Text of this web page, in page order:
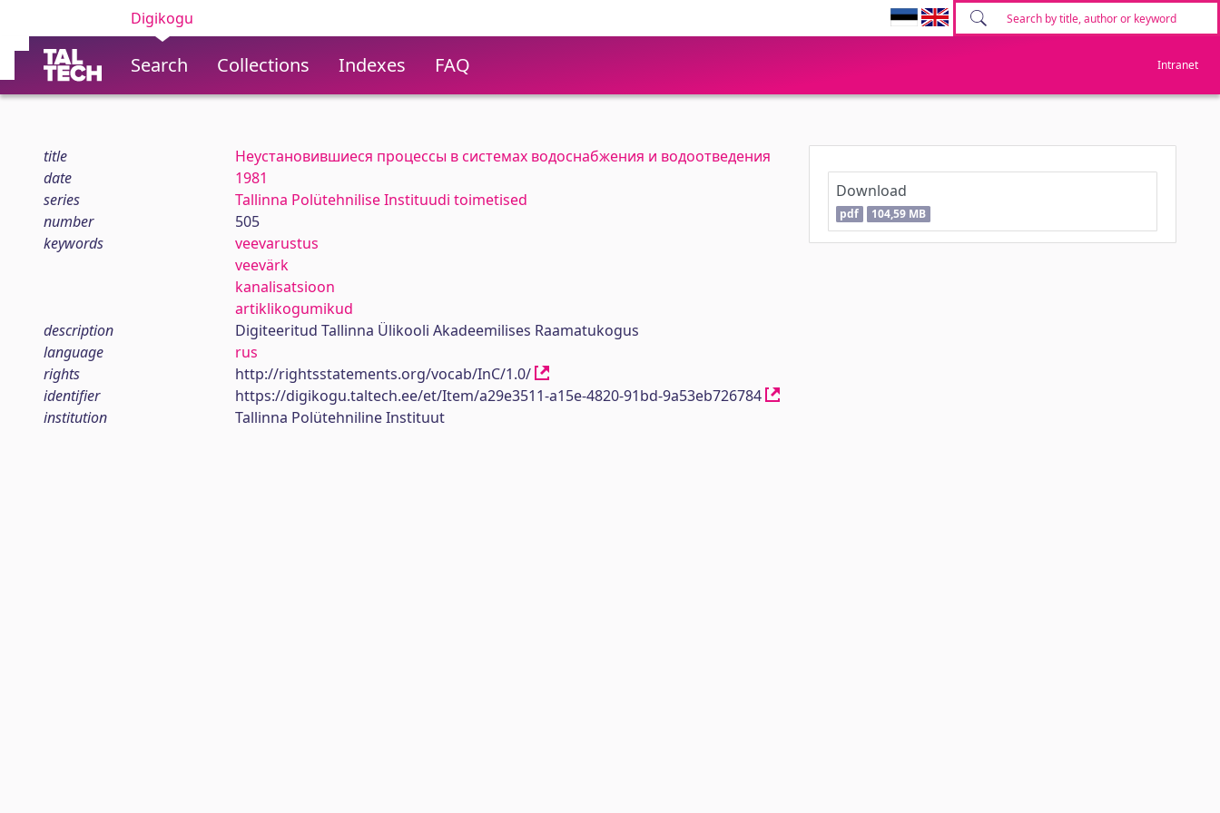
Digikogu
Search Collections Indexes FAQ Intranet
title
Неустановившиеся процессы в системах водоснабжения и водоотведения
date
1981
series
Tallinna Polütehnilise Instituudi toimetised
number
505
keywords
veevarustus
veevärk
kanalisatsioon
artiklikogumikud
description
Digiteeritud Tallinna Ülikooli Akadeemilises Raamatukogus
language
rus
rights
http://rightsstatements.org/vocab/InC/1.0/
identifier
https://digikogu.taltech.ee/et/Item/a29e3511-a15e-4820-91bd-9a53eb726784
institution
Tallinna Polütehniline Instituut
Download
pdf 104,59 MB